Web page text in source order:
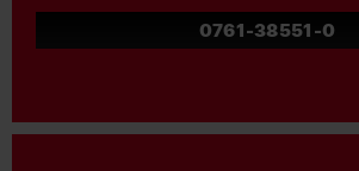
0761-38551-0